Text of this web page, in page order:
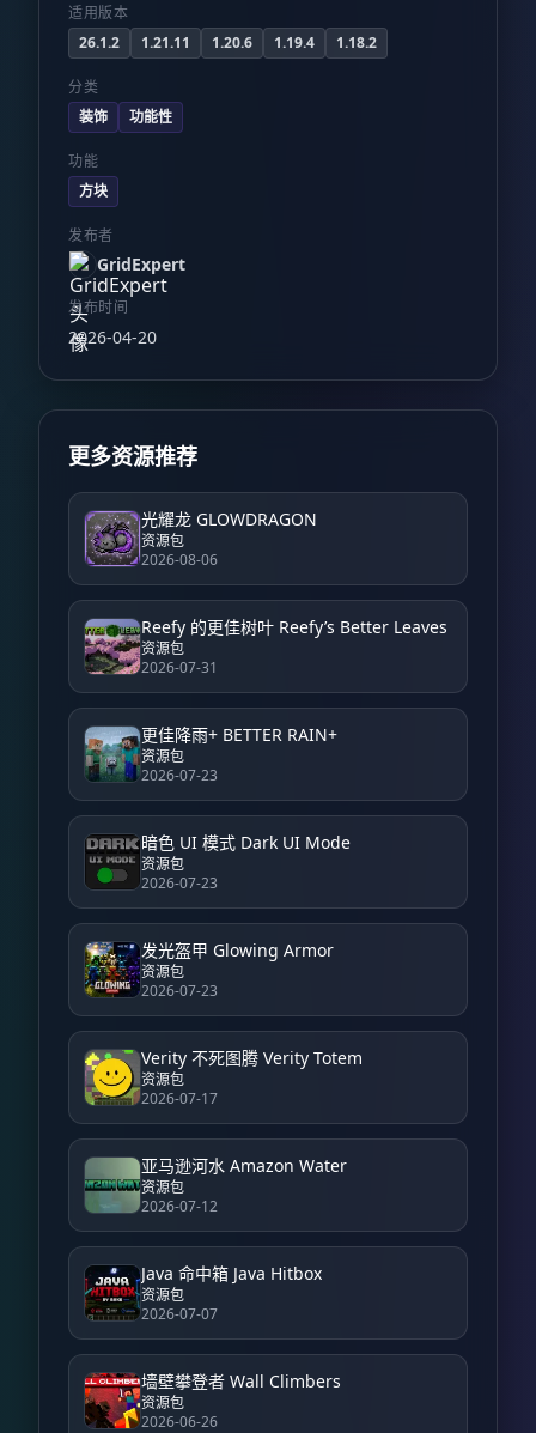
适用版本
26.1.2
1.21.11 1.20.6 1.19.4 1.18.2
分类
装饰
功能性
功能
方块
发布者
GridExpert
发布时间
2026-04-20
更多资源推荐
光耀龙 GLOWDRAGON
资源包
2026-08-06
Reefy 的更佳树叶 Reefy’s Better Leaves
资源包
2026-07-31
更佳降雨+ BETTER RAIN+
资源包
2026-07-23
暗色 UI 模式 Dark UI Mode
资源包
2026-07-23
发光盔甲 Glowing Armor
资源包
2026-07-23
Verity 不死图腾 Verity Totem
资源包
2026-07-17
亚马逊河水 Amazon Water
资源包
2026-07-12
Java 命中箱 Java Hitbox
资源包
2026-07-07
墙壁攀登者 Wall Climbers
资源包
2026-06-26